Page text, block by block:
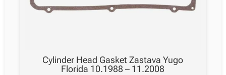
Cylinder Head Gasket Zastava Yugo
Florida 10.1988 – 11.2008